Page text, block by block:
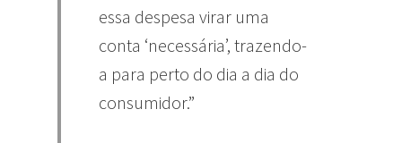
essa despesa virar uma
conta ‘necessária’, trazendo-
a para perto do dia a dia do
consumidor.”